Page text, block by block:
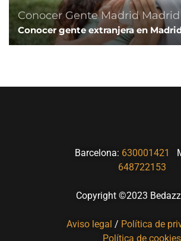
Conocer Gente Madrid Madrid
Conocer gente extranjera en
Barcelona: 630001421
648722153
Copyright ©2023
Aviso legal / Política de
Política de cookies